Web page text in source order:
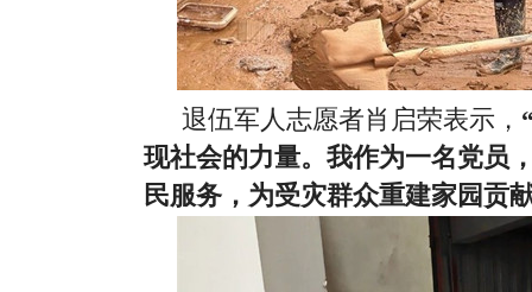
退伍军人志愿者肖启荣表示，
现社会的力量。我作为一名党员
民服务，为受灾群众重建家园贡